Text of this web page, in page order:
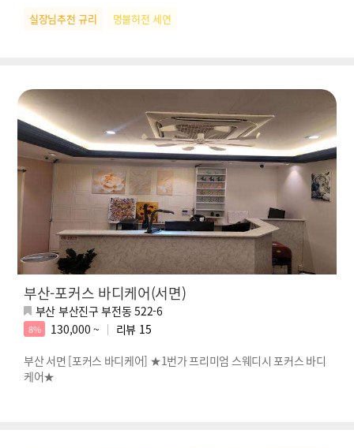
실장님추천 규리 명불허전 세연
부산-포커스 바디케어(서면)
부산 부산진구 부전동 522-6
8% 130,000 ~ 리뷰 15
부산 서면 [포커스 바디케어] ★1번가 프리미엄 스웨디시 포커스 바디
케어★